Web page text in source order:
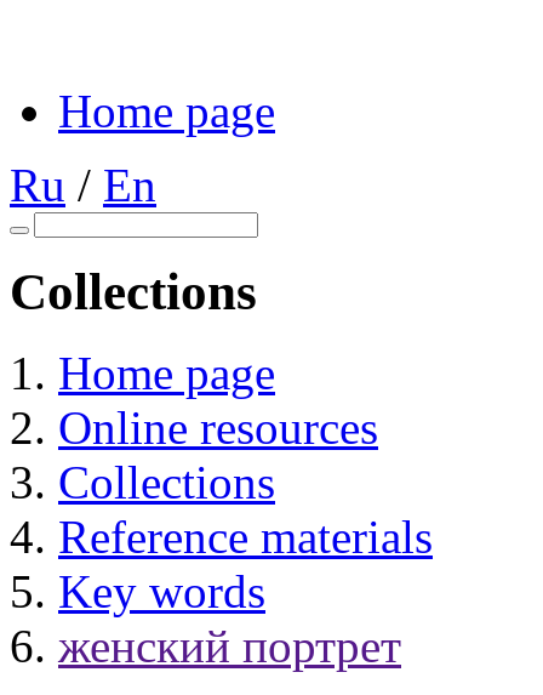
Home page
Ru / En
Collections
Home page
Online resources
Collections
Reference materials
Key words
женский портрет